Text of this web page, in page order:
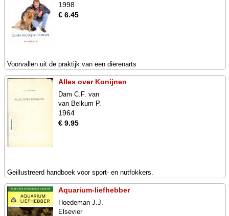
1998
€ 6.45
Voorvallen uit de praktijk van een dierenarts
Alles over Konijnen
Dam C.F. van
van Belkum P.
1964
€ 9.95
Geillustreerd handboek voor sport- en nutfokkers.
Aquarium-liefhebber
Hoedeman J.J.
Elsevier